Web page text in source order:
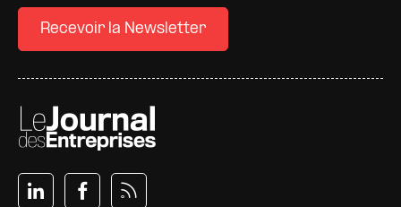
Recevoir la Newsletter